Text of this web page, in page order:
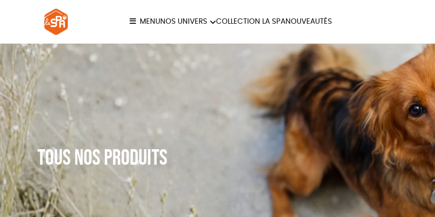
MENU NOS UNIVERS
COLLECTION LA SPA BIEN-ÊTRE
PAPETERIE JE
COLLECTION LA SPANOUVEAUTÉS
Tous nos produits